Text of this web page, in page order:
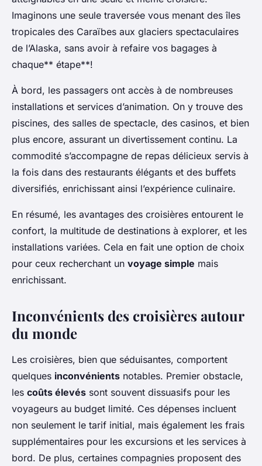
Imaginons une seule traversée vous menant des îles
tropicales des Caraïbes aux glaciers spectaculaires
de l’Alaska, sans avoir à refaire vos bagages à
chaque** étape**!
À bord, les passagers ont accès à de nombreuses
installations et services d’animation. On y trouve des
piscines, des salles de spectacle, des casinos, et bien
plus encore, assurant un divertissement continu. La
commodité s’accompagne de repas délicieux servis à
la fois dans des restaurants élégants et des buffets
diversifiés, enrichissant ainsi l’expérience culinaire.
En résumé, les avantages des croisières entourent le
confort, la multitude de destinations à explorer, et les
installations variées. Cela en fait une option de choix
pour ceux recherchant un voyage simple mais
enrichissant.
Inconvénients des croisières autour
du monde
Les croisières, bien que séduisantes, comportent
quelques inconvénients notables. Premier obstacle,
les coûts élevés sont souvent dissuasifs pour les
voyageurs au budget limité. Ces dépenses incluent
non seulement le tarif initial, mais également les frais
supplémentaires pour les excursions et les services à
bord. De plus, certaines compagnies proposent des